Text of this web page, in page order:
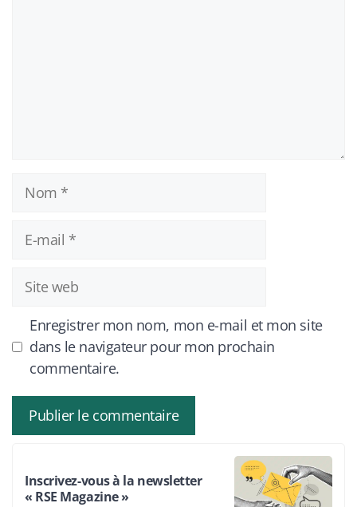
mail
Site
web
Enregistrer mon nom, mon e-mail et mon site
dans le navigateur pour mon prochain
commentaire.
Inscrivez-vous à la newsletter
« RSE Magazine »